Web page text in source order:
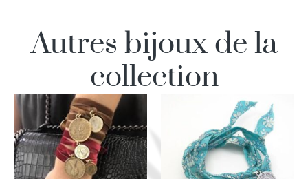
Autres bijoux de la
collection